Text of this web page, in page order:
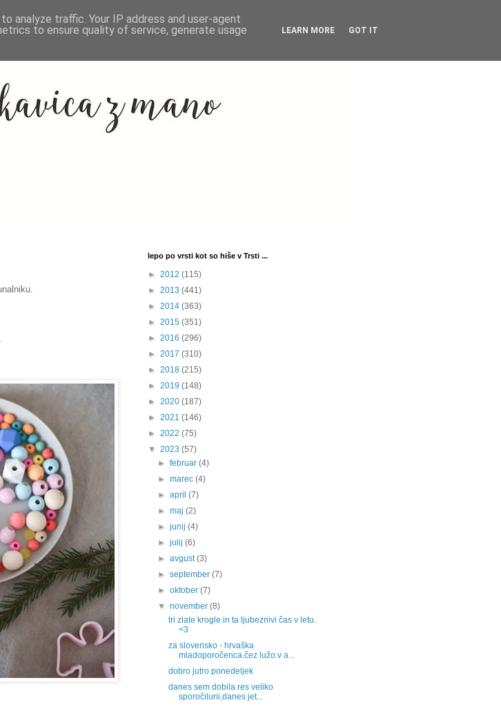
.
lepo po vrsti kot so hiše v Trsti ...
► 2012 (115)
► 2013 (441)
► 2014 (363)
► 2015 (351)
► 2016 (296)
► 2017 (310)
► 2018 (215)
► 2019 (148)
► 2020 (187)
► 2021 (146)
► 2022 (75)
▼ 2023 (57)
►februar(4)
►marec(4)
►april(7)
►maj(2)
►junij(4)
►julij(6)
►avgust(3)
►september(7)
►oktober(7)
▼november(8)
tri zlate krogle.in ta ljubeznivi čas v letu.
<3
za slovensko - hrvaška
mladoporočenca.čez lužo.v a...
dobro jutro ponedeljek
danes sem dobila res veliko
sporočilurii,danes jet...
analyze traffic. Your IP address and user-agent
to ensure quality of service, generate usage
LEARN MORE GOT IT